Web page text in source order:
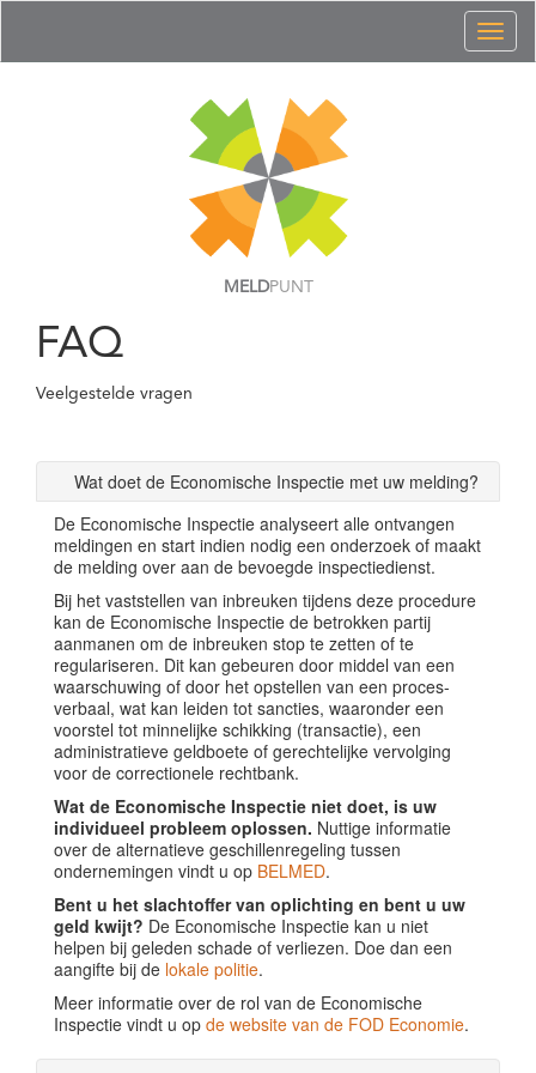
MELDPUNT
FAQ
Veelgestelde vragen
Wat doet de Economische Inspectie met uw melding?
De Economische Inspectie analyseert alle ontvangen
meldingen en start indien nodig een onderzoek of maakt
de melding over aan de bevoegde inspectiedienst.
Bij het vaststellen van inbreuken tijdens deze procedure
kan de Economische Inspectie de betrokken partij
aanmanen om de inbreuken stop te zetten of te
regulariseren. Dit kan gebeuren door middel van een
waarschuwing of door het opstellen van een proces-
verbaal, wat kan leiden tot sancties, waaronder een
voorstel tot minnelijke schikking (transactie), een
administratieve geldboete of gerechtelijke vervolging
voor de correctionele rechtbank.
Wat de Economische Inspectie niet doet, is uw
individueel probleem oplossen. Nuttige informatie
over de alternatieve geschillenregeling tussen
ondernemingen vindt u op BELMED.
Bent u het slachtoffer van oplichting en bent u uw
geld kwijt? De Economische Inspectie kan u niet
helpen bij geleden schade of verliezen. Doe dan een
aangifte bij de lokale politie.
Meer informatie over de rol van de Economische
Inspectie vindt u op de website van de FOD Economie.